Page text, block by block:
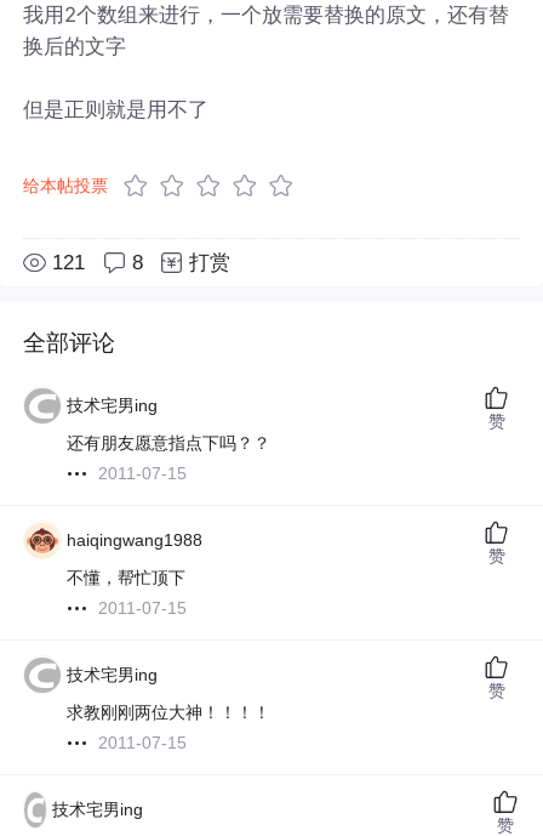
我用2个数组来进行，一个放需要替换的原文，还有替
换后的文字
但是正则就是用不了
给本帖投票
121 8 打赏
全部评论
技术宅男ing
还有朋友愿意指点下吗？？
2011-07-15
赞
haiqingwang1988
不懂，帮忙顶下
2011-07-15
赞
技术宅男ing
求教刚刚两位大神！！！！
2011-07-15
赞
技术宅男ing
赞